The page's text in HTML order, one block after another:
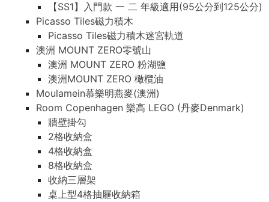
【SS1】入門款 一 二 年級適用(95公分到125公分)
Picasso Tiles磁力積木
Picasso Tiles磁力積木迷宮軌道
澳洲 MOUNT ZERO零號山
澳洲 MOUNT ZERO 粉湖鹽
澳洲MOUNT ZERO 橄欖油
Moulamein慕樂明燕麥(澳洲)
Room Copenhagen 樂高 LEGO (丹麥Denmark)
牆壁掛勾
2格收納盒
4格收納盒
8格收納盒
收納三層架
桌上型4格抽屜收納箱